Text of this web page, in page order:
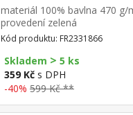
materiál 100% bavlna 470 g/
provedení zelená
Kód produktu: FR2331866
Skladem > 5 ks
359 Kč s DPH
-40% 599 Kč **